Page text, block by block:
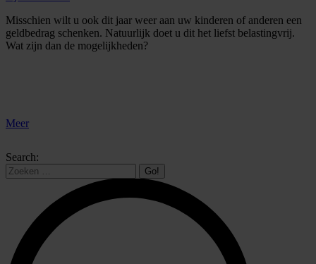
Misschien wilt u ook dit jaar weer aan uw kinderen of anderen een
geldbedrag schenken. Natuurlijk doet u dit het liefst belastingvrij.
Wat zijn dan de mogelijkheden?
Meer
Search: